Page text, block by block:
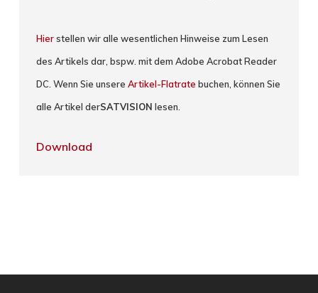
Hierstellen wir alle wesentlichen Hinweise zum Lesen
des Artikels dar, bspw. mit dem Adobe Acrobat Reader
DC. Wenn Sie unsereArtikel-Flatrate buchen, können Sie
alle Artikel derSATVISION lesen.
Download